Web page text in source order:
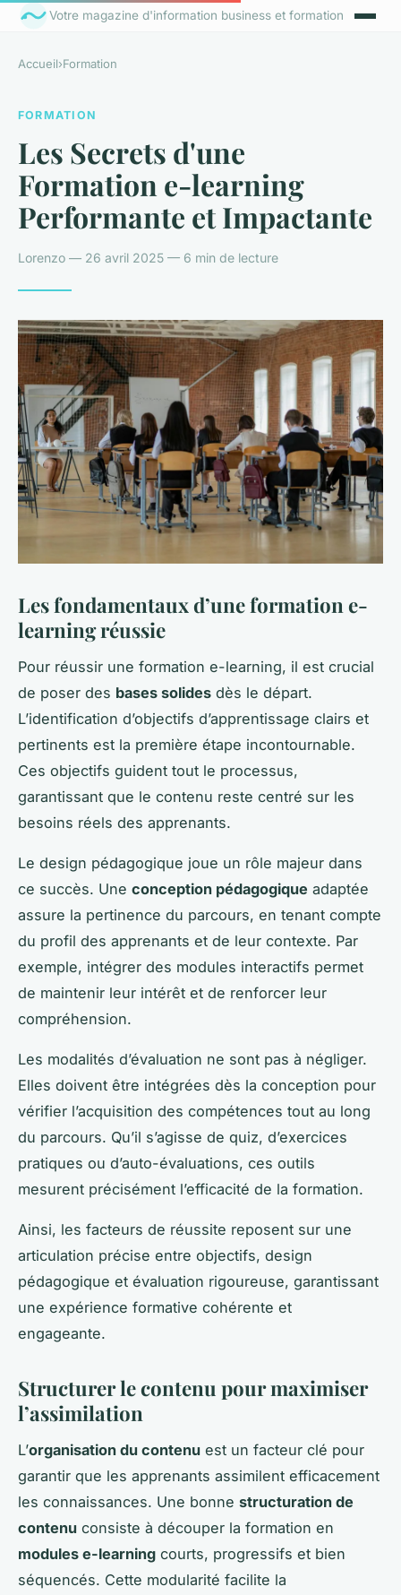
Votre magazine d'information business et formation
Accueil›Formation
FORMATION
Les Secrets d'une
Formation e-learning
Performante et Impactante
Lorenzo — 26 avril 2025 — 6 min de lecture
Les fondamentaux d’une formation e-
learning réussie
Pour réussir une formation e-learning, il est crucial
de poser des bases solides dès le départ.
L’identification d’objectifs d’apprentissage clairs et
pertinents est la première étape incontournable.
Ces objectifs guident tout le processus,
garantissant que le contenu reste centré sur les
besoins réels des apprenants.
Le design pédagogique joue un rôle majeur dans
ce succès. Une conception pédagogique adaptée
assure la pertinence du parcours, en tenant compte
du profil des apprenants et de leur contexte. Par
exemple, intégrer des modules interactifs permet
de maintenir leur intérêt et de renforcer leur
compréhension.
Les modalités d’évaluation ne sont pas à négliger.
Elles doivent être intégrées dès la conception pour
vérifier l’acquisition des compétences tout au long
du parcours. Qu’il s’agisse de quiz, d’exercices
pratiques ou d’auto-évaluations, ces outils
mesurent précisément l’efficacité de la formation.
Ainsi, les facteurs de réussite reposent sur une
articulation précise entre objectifs, design
pédagogique et évaluation rigoureuse, garantissant
une expérience formative cohérente et
engageante.
Structurer le contenu pour maximiser
l’assimilation
L’organisation du contenu est un facteur clé pour
garantir que les apprenants assimilent efficacement
les connaissances. Une bonne structuration de
contenu consiste à découper la formation en
modules e-learning courts, progressifs et bien
séquencés. Cette modularité facilite la